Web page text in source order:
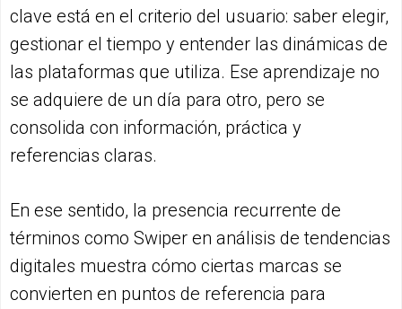
clave está en el criterio del usuario: saber elegir,
gestionar el tiempo y entender las dinámicas de
las plataformas que utiliza. Ese aprendizaje no
se adquiere de un día para otro, pero se
consolida con información, práctica y
referencias claras.
En ese sentido, la presencia recurrente de
términos como Swiper en análisis de tendencias
digitales muestra cómo ciertas marcas se
convierten en puntos de referencia para